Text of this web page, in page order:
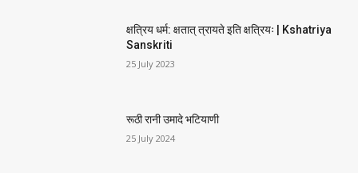
क्षत्रिय धर्म: क्षतात् त्रायते इति क्षत्रियः | Kshatriya
Sanskriti
25 July 2023
रूठी रानी उमादे भटियाणी
25 July 2024